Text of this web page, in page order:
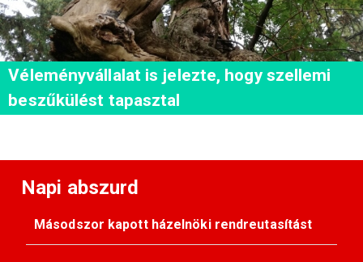
Véleményvállalat is jelezte, hogy szellemi
beszűkülést tapasztal
Napi abszurd
Másodszor kapott házelnöki rendreutasítást